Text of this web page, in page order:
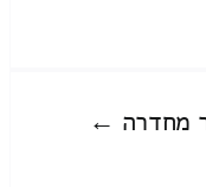
מחדרה ←